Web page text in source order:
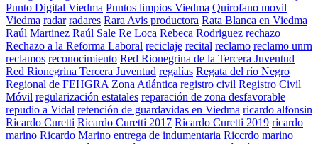
Punto Digital Viedma Puntos limpios Viedma Quirofano movil
Viedma radar radares Rara Avis productora Rata Blanca en Viedma
Raúl Martinez Raúl Sale Re Loca Rebeca Rodriguez rechazo
Rechazo a la Reforma Laboral reciclaje recital reclamo reclamo unrn
reclamos reconocimiento Red Rionegrina de la Tercera Juventud
Red Rionegrina Tercera Juventud regalías Regata del río Negro
Regional de FEHGRA Zona Atlántica registro civil Registro Civil
Móvil regularización estatales reparación de zona desfavorable
repudio a Vidal retención de guardavidas en Viedma ricardo alfonsin
Ricardo Curetti Ricardo Curetti 2017 Ricardo Curetti 2019 ricardo
marino Ricardo Marino entrega de indumentaria Riccrdo marino